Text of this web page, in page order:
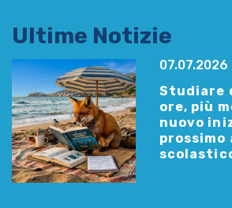
Ultime Notizie
07.07.2026
Studiare
ore, più
nuovo
prossimo